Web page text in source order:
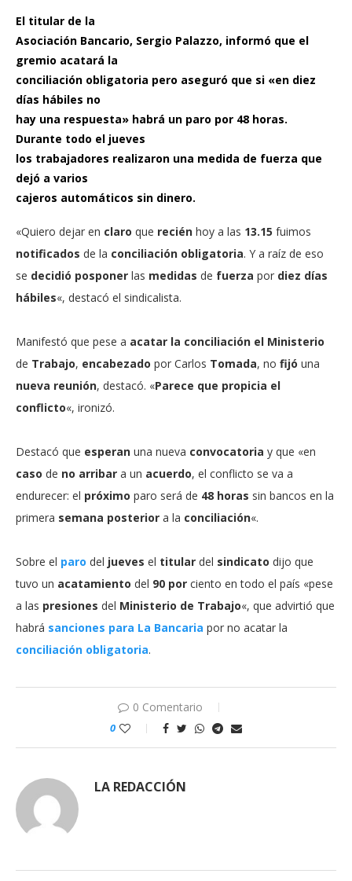
El titular de la
Asociación Bancario, Sergio Palazzo, informó que el
gremio acatará la
conciliación obligatoria pero aseguró que si «en diez
días hábiles no
hay una respuesta» habrá un paro por 48 horas.
Durante todo el jueves
los trabajadores realizaron una medida de fuerza que
dejó a varios
cajeros automáticos sin dinero.
«Quiero dejar en claro que recién hoy a las 13.15 fuimos
notificados de la conciliación obligatoria. Y a raíz de eso
se decidió posponer las medidas de fuerza por diez días
hábiles«, destacó el sindicalista.
Manifestó que pese a acatar la conciliación el Ministerio
de Trabajo, encabezado por Carlos Tomada, no fijó una
nueva reunión, destacó. «Parece que propicia el
conflicto«, ironizó.
Destacó que esperan una nueva convocatoria y que «en
caso de no arribar a un acuerdo, el conflicto se va a
endurecer: el próximo paro será de 48 horas sin bancos en la
primera semana posterior a la conciliación«.
Sobre el paro del jueves el titular del sindicato dijo que
tuvo un acatamiento del 90 por ciento en todo el país «pese
a las presiones del Ministerio de Trabajo«, que advirtió que
habrá sanciones para La Bancaria por no acatar la
conciliación obligatoria.
0 Comentario
0
LA REDACCIÓN